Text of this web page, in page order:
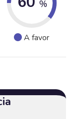
%
A favor